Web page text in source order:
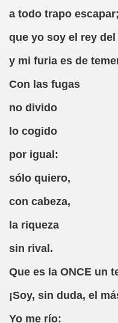
a todo trapo escapar;
que yo soy el rey del
y mi furia es de
Con las fugas
no divido
lo cogido
por igual:
sólo quiero,
con cabeza,
la riqueza
sin rival.
Que es la ONCE un
¡Soy, sin duda, el
Yo me río:
por Vérselo
(Caranva Romero)
Aniversari (Caranva
(Caranva Romero)
(Caranva Romero)
Comerciants i
Mosquete (Caranva